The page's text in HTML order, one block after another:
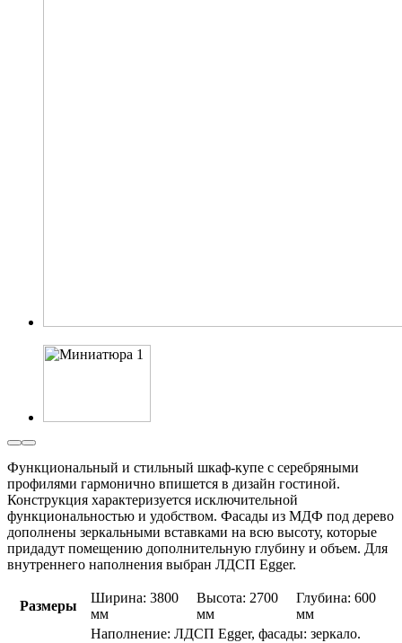
Функциональный и стильный шкаф-купе с серебряными
профилями гармонично впишется в дизайн гостиной.
Конструкция характеризуется исключительной
функциональностью и удобством. Фасады из МДФ под дерево
дополнены зеркальными вставками на всю высоту, которые
придадут помещению дополнительную глубину и объем. Для
внутреннего наполнения выбран ЛДСП Egger.
Размеры
Ширина: 3800
мм
Высота: 2700
мм
Глубина: 600
мм
Наполнение: ЛДСП Egger, фасады: зеркало.